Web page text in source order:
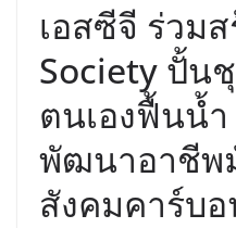
เอสซีจี ร่วม
Society ปั้น
ตนเองฟื้นน้ำ
พัฒนาอาชีพ
สังคมคาร์บ